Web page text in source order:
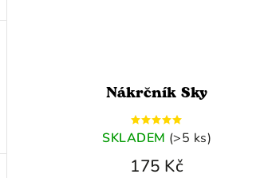
Nákrčník Sky
SKLADEM (>5 ks)
175 Kč